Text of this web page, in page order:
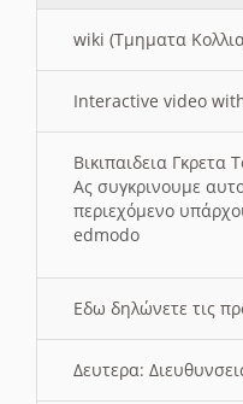
wiki (Τμηματα
Interactive video
Βικιπαιδεια Γκρετα
Ας συγκρινουμε
περιεχόμενο
edmodo
Εδω δηλώνετε τις
Δευτερα: